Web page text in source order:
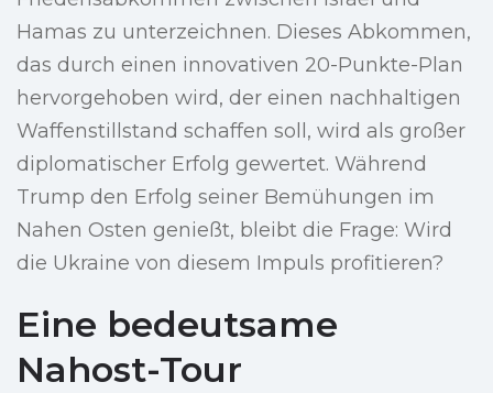
Hamas zu unterzeichnen. Dieses Abkommen,
das durch einen innovativen 20-Punkte-Plan
hervorgehoben wird, der einen nachhaltigen
Waffenstillstand schaffen soll, wird als großer
diplomatischer Erfolg gewertet. Während
Trump den Erfolg seiner Bemühungen im
Nahen Osten genießt, bleibt die Frage: Wird
die Ukraine von diesem Impuls profitieren?
Eine bedeutsame
Nahost-Tour